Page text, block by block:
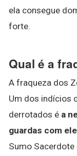
ela consegue
forte.
Qual é a
A fraqueza dos
Um dos indícios
derrotados é a
guardas com
Sumo